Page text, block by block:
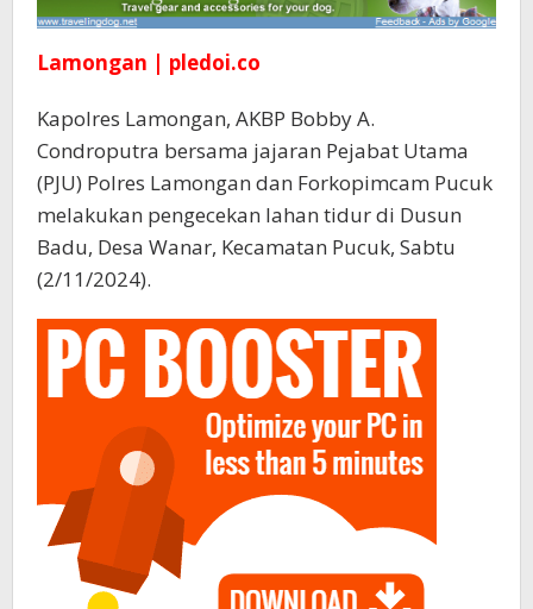
Lamongan | pledoi.co
Kapolres Lamongan, AKBP Bobby A.
Condroputra bersama jajaran Pejabat Utama
(PJU) Polres Lamongan dan Forkopimcam Pucuk
melakukan pengecekan lahan tidur di Dusun
Badu, Desa Wanar, Kecamatan Pucuk, Sabtu
(2/11/2024).